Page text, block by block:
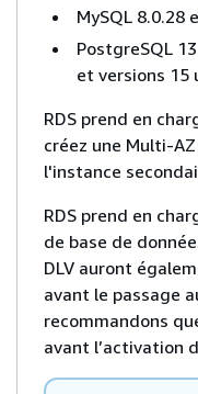
MySQL 8.0.28
PostgreSQL
et versions 15
RDS prend en
créez une Multi-
l'instance
RDS prend en
de base de
DLV auront
avant le passage
recommandons
avant l’activation